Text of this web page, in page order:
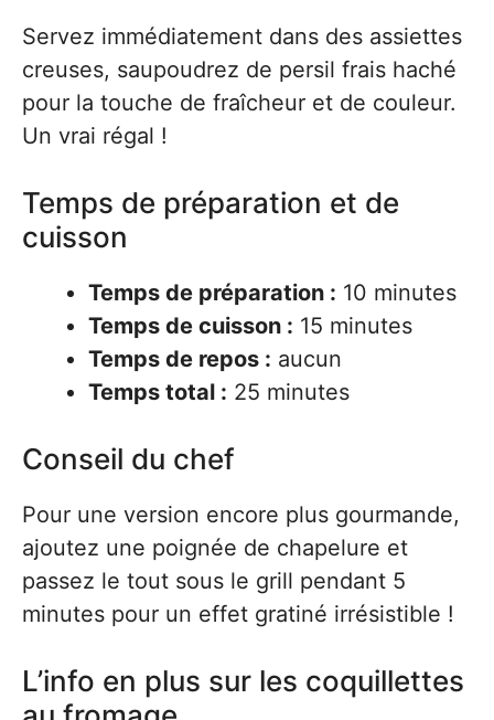
Servez immédiatement dans des assiettes
creuses, saupoudrez de persil frais haché
pour la touche de fraîcheur et de couleur.
Un vrai régal !
Temps de préparation et de
cuisson
Temps de préparation : 10 minutes
Temps de cuisson : 15 minutes
Temps de repos : aucun
Temps total : 25 minutes
Conseil du chef
Pour une version encore plus gourmande,
ajoutez une poignée de chapelure et
passez le tout sous le grill pendant 5
minutes pour un effet gratiné irrésistible !
L’info en plus sur les coquillettes